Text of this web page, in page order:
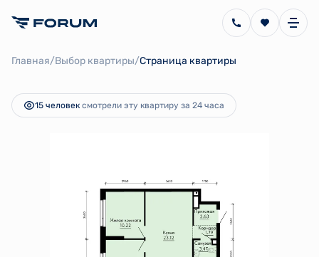
Главная/Выбор квартиры/Страница квартиры
Ипотекаот 28 843 руб.
15 человек смотрели эту квартиру за 24 часа